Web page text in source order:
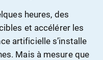
heures, des
et accélérer les
artificielle s’installe
Mais à mesure que